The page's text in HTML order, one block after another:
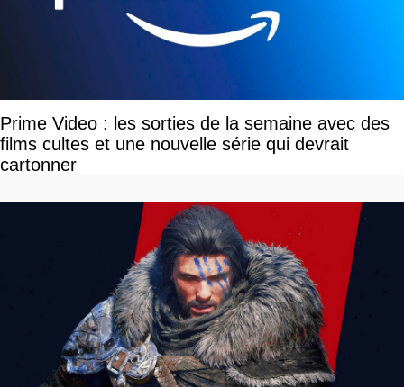
Prime Video : les sorties de la semaine avec des
films cultes et une nouvelle série qui devrait
cartonner